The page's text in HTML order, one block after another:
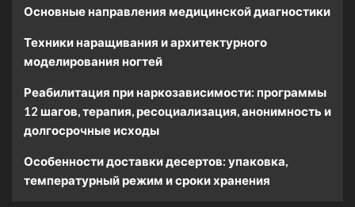
Основные направления медицинской диагностики
Техники наращивания и архитектурного
моделирования ногтей
Реабилитация при наркозависимости: программы
12 шагов, терапия, ресоциализация, анонимность и
долгосрочные исходы
Особенности доставки десертов: упаковка,
температурный режим и сроки хранения